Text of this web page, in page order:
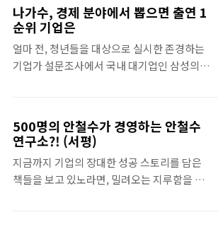
나가수, 경제 분야에서 뽑으면 출연 1
순위 기업은
얼마 전, 청년들을 대상으로 실시한 존경하는
기업가 설문조사에서 국내 대기업인 삼성의 이
업이라는 점을 많은 청년이 공감하고 있는 것
이다. 그렇다고 기업으로서 약한 것도 아니다.
5년 이상 유지되는 중소기업이 100개 중 1개
라고 하는데, 안철수연구소는 10년을 넘게 이
500명의 안철수가 경영하는 안철수
연구소?! (서평)
지금까지 기업의 장대한 성공 스토리를 담은
책들을 보고 있노라면, 밀려오는 지루함을 참